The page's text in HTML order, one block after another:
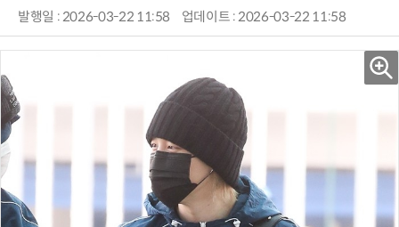
발행일 : 2026-03-22 11:58 업데이트 : 2026-03-22 11:58